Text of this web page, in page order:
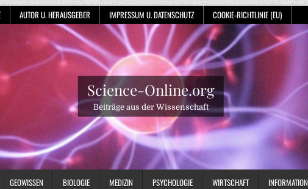
AUTOR U. HERAUSGEBER IMPRESSUM U. DATENSCHUTZ COOKIE-RICHTLINIE (EU)
Science-Online.org
Beiträge aus der Wissenschaft
GEOWISSEN BIOLOGIE MEDIZIN PSYCHOLOGIE WIRTSCHAFT INFORMATION